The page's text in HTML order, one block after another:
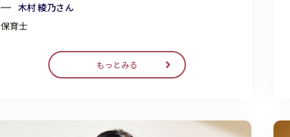
木村 綾乃さん
保育士
もっとみる